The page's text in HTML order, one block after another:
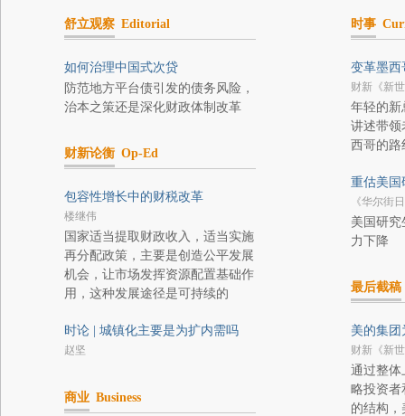
舒立观察 Editorial
如何治理中国式次贷
防范地方平台债引发的债务风险，
治本之策还是深化财政体制改革
财新论衡 Op-Ed
包容性增长中的财税改革
楼继伟
国家适当提取财政收入，适当实施
再分配政策，主要是创造公平发展
机会，让市场发挥资源配置基础作
用，这种发展途径是可持续的
时论 | 城镇化主要是为扩内需吗
赵坚
商业 Business
时事
变革墨西
财新《新
年轻的新
讲述带领
西哥的路
重估美国
《华尔街
美国研
力下降
最后截稿
美的集团
财新《新
通过整体
略投资者
的结构